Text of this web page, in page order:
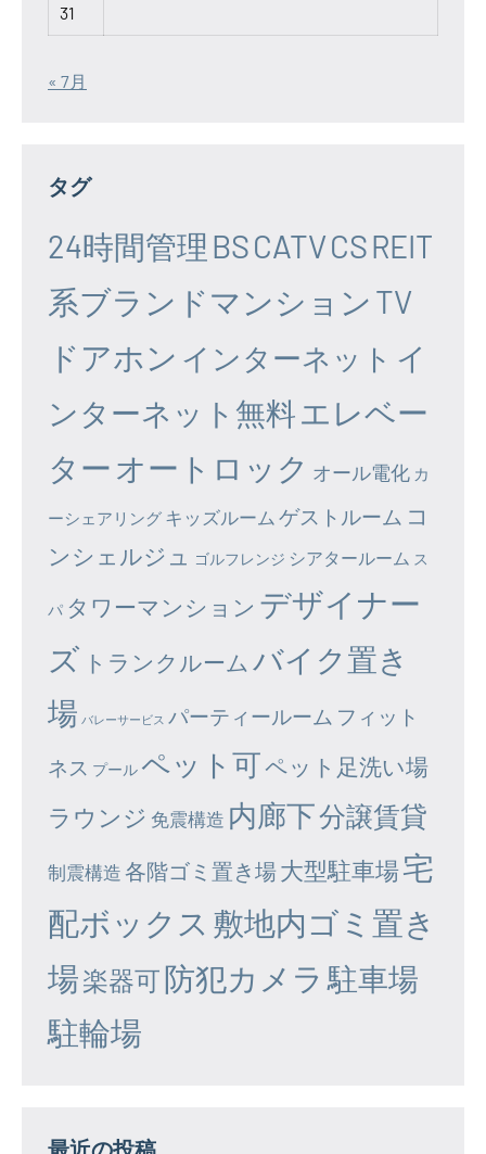
31
« 7月
タグ
24時間管理 BSCATVCSREIT
系ブランドマンション TV
ドアホン インターネット イ
ンターネット無料エレベー
ター オートロック オール電化 カ
ーシェアリング キッズルーム ゲストルーム コ
ンシェルジュ
ゴルフレンジ シアタールーム ス
パ タワーマンション デザイナー
ズ トランクルーム バイク置き
場 バレーサービス パーティールーム フィット
ネス プール ペット可ペット足洗い場
ラウンジ 免震構造 内廊下分譲賃貸
制震構造 各階ゴミ置き場大型駐車場宅
配ボックス 敷地内ゴミ置き
場楽器可防犯カメラ 駐車場
駐輪場
最近の投稿